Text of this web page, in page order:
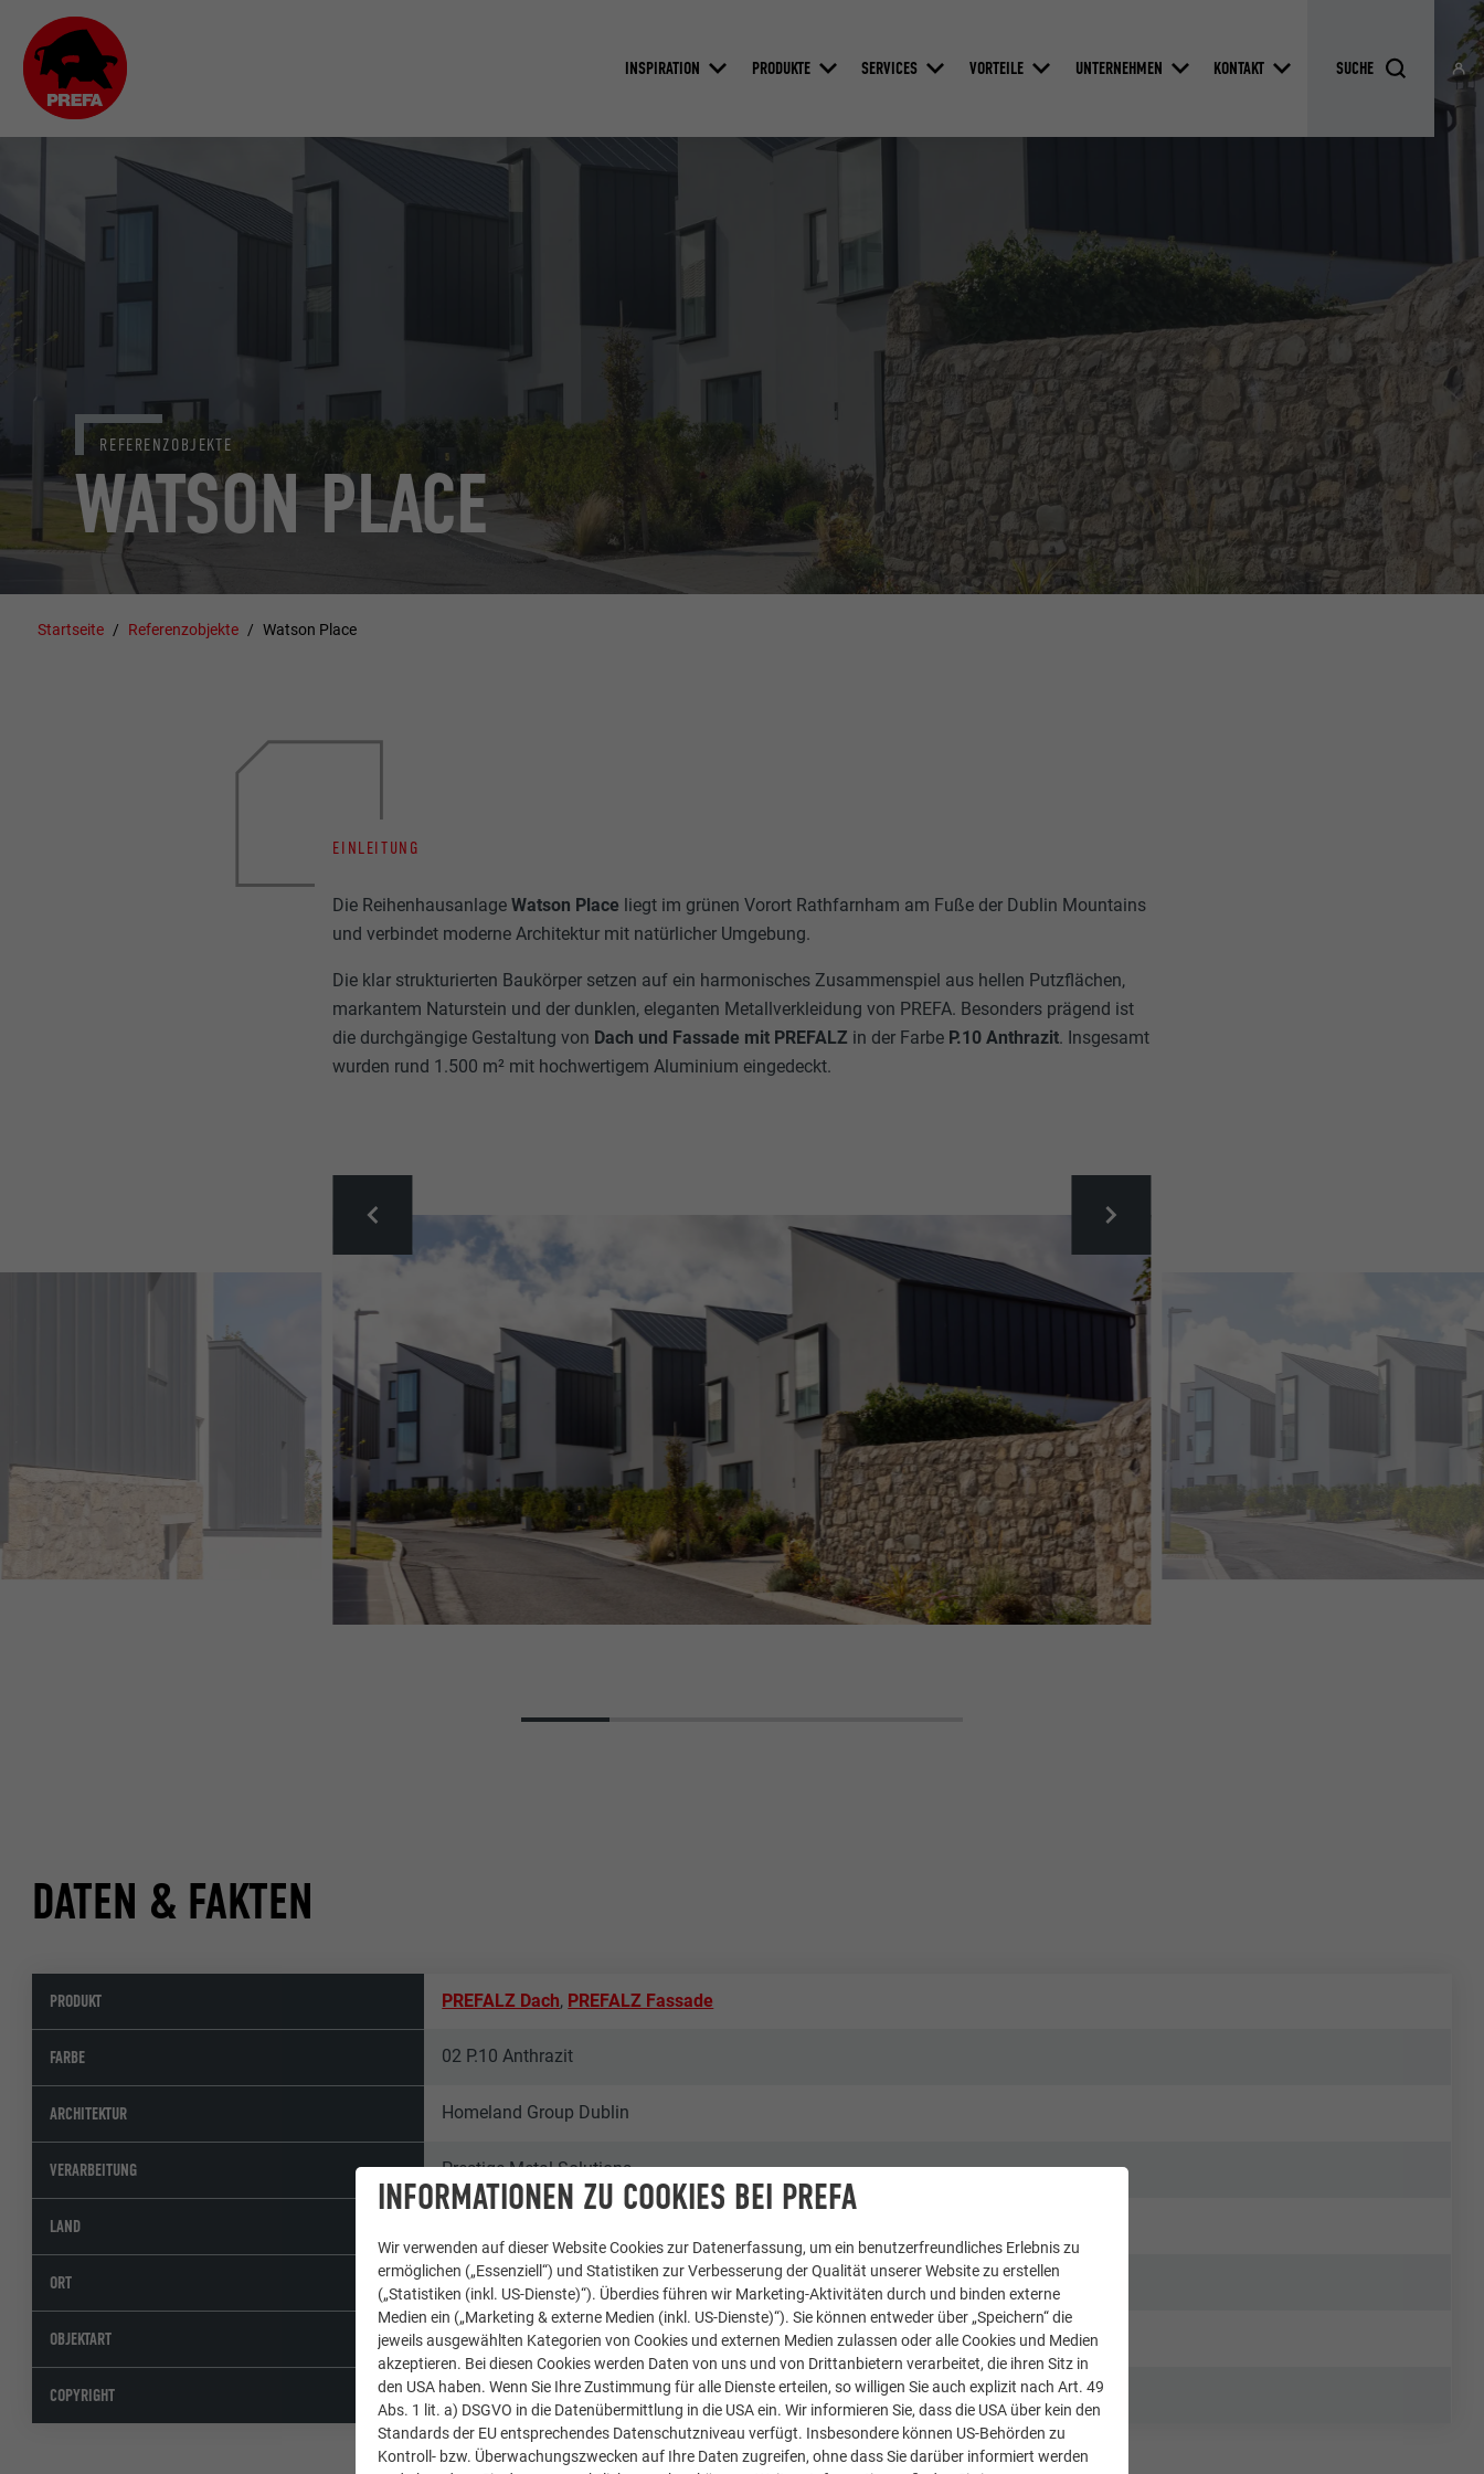
INSPIRATION PRODUKTE SERVICES VORTEILE UNTERNEHMEN KONTAKT
WATSON PLACE
REFERENZOBJEKTE
Startseite Referenzobjekte Watson Place
EINLEITUNG
Die ReihenhausanlageWatson Place liegt im grünen Vorort Rathfarnham am Fuße der Dublin Mountains
und verbindet moderne Architektur mit natürlicher Umgebung.
Die klar strukturierten Baukörper setzen auf ein harmonisches Zusammenspiel aus hellen Putzflächen,
markantem Naturstein und der dunklen, eleganten Metallverkleidung von PREFA. Besonders prägend ist
die durchgängige Gestaltung von Dach und Fassade mit PREFALZ in der Farbe P.10 Anthrazit. Insgesamt
wurden rund 1.500 m² mit hochwertigem Aluminium eingedeckt.
DATEN & FAKTEN
PRODUKT PREFALZ Dach, PREFALZ Fassade
FARBE 02 P.10 Anthrazit
ARCHITEKTUR Homeland Group Dublin
VERARBEITUNG Prestige Metal Solutions
LAND
ORT Dublin
OBJEKTART Wohnanlagen & Mehrfamilienhäuser
COPYRIGHT © Paul Moore Photography
INFORMATIONEN ZU COOKIES BEI PREFA
Wir verwenden auf dieser Website Cookies zur Datenerfassung, um ein benutzerfreundliches Erlebnis zu
ermöglichen („Essenziell“) und Statistiken zur Verbesserung der Qualität unserer Website zu erstellen
(„Statistiken (inkl. US-Dienste)“). Überdies führen wir Marketing-Aktivitäten durch und binden externe
Medien ein („Marketing & externe Medien (inkl. US-Dienste)“). Sie können entweder über „Speichern“ die
jeweils ausgewählten Kategorien von Cookies und externen Medien zulassen oder alle Cookies und Medien
akzeptieren. Bei diesen Cookies werden Daten von uns und von Drittanbietern verarbeitet, die ihren Sitz in
den USA haben. Wenn Sie Ihre Zustimmung für alle Dienste erteilen, so willigen Sie auch explizit nach Art. 49
Abs. 1 lit. a) DSGVO in die Datenübermittlung in die USA ein. Wir informieren Sie, dass die USA über kein den
Standards der EU entsprechendes Datenschutzniveau verfügt. Insbesondere können US-Behörden zu
Kontroll- bzw. Überwachungszwecken auf Ihre Daten zugreifen, ohne dass Sie darüber informiert werden